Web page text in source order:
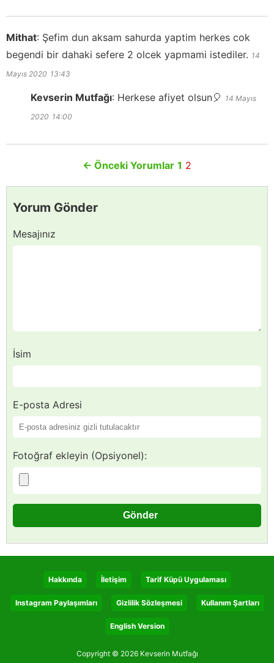
Mithat: Şefim dun aksam sahurda yaptim herkes cok
begendi bir dahaki sefere 2 olcek yapmami istediler. 14
Mayıs 2020 13:43
Kevserin Mutfağı: Herkese afiyet olsun🎈 14 Mayıs
2020 14:00
← Önceki Yorumlar 1 2
Yorum Gönder
Mesajınız
İsim
E-posta Adresi
Fotoğraf ekleyin (Opsiyonel):
Hakkında İletişim Tarif Küpü Uygulaması
Instagram Paylaşımları Gizlilik Sözleşmesi Kullanım Şartları
English Version
Copyright © 2026 Kevserin Mutfağı